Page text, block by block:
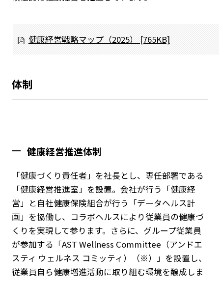
健康経営戦略マップ（2025） [765KB]
体制
健康経営推進体制
「健康づくり責任者」を社長とし、専任部署である
「健康経営推進室」を設置。会社が行う「健康経
営」と自社健康保険組合が行う「データヘルス計
画」を協働し、コラボヘルスにより従業員の健康づ
くりを実現して参ります。さらに、グループ従業員
が参加する「AST Wellness Committee（アンドエ
スティ ウェルネス コミッティ）（※）」を設置し、
従業員自ら健康増進活動に取り組む環境を醸成しま